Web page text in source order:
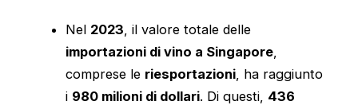
Nel 2023 , il valore totale delle
importazioni di vino a Singapore
comprese le riesportazioni , ha raggiunto
i 980 milioni di dollari. Di questi, 436